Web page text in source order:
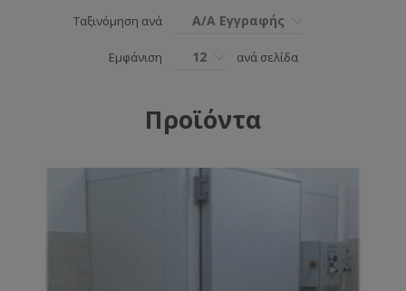
Ταξινόμηση ανά Α/Α Εγγραφής
Εμφάνιση 12 ανά σελίδα
Προϊόντα